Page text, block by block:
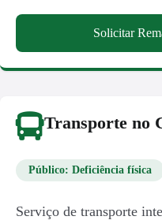
Solicitar
Transporte no
Público: Deficiência física
Serviço de transporte